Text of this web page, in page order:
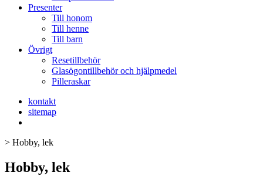
Presenter
Till honom
Till henne
Till barn
Övrigt
Resetillbehör
Glasögontillbehör och hjälpmedel
Pilleraskar
kontakt
sitemap
> Hobby, lek
Hobby, lek